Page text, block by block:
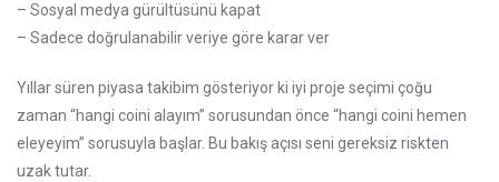
– Sosyal medya gürültüsünü kapat
– Sadece doğrulanabilir veriye göre karar ver
Yıllar süren piyasa takibim gösteriyor ki iyi proje seçimi çoğu
zaman “hangi coini alayım” sorusundan önce “hangi coini hemen
eleyeyim” sorusuyla başlar. Bu bakış açısı seni gereksiz riskten
uzak tutar.